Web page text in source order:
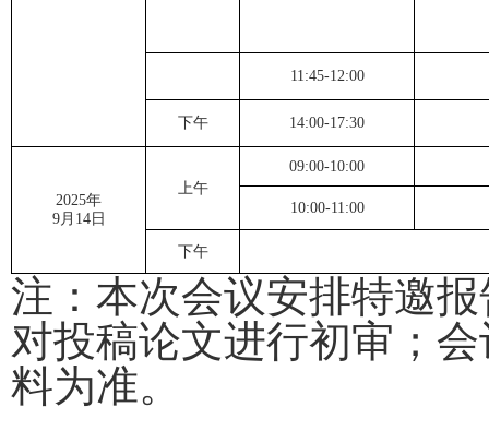
11:45-12:00
下午 14:00-17:30
2025年
9月 14日
上午
09:00-10:00
10:00-11:00
下午
注：本次会议安排特邀
对投稿论文进行初审；
料为准。